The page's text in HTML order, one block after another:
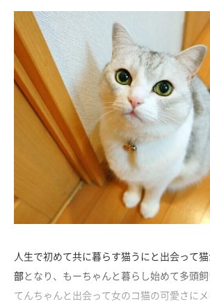
人生で初めて共に暮らす猫うにと出会って
部となり、もーちゃんと暮らし始めて多頭飼
てんちゃんと出会って女のコ猫の可愛さに